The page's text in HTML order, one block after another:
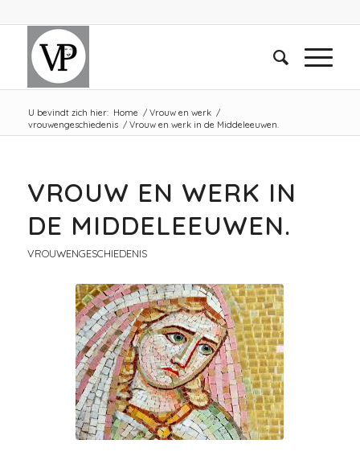
U bevindt zich hier: Home / Vrouw en werk /
vrouwengeschiedenis / Vrouw en werk in de Middeleeuwen.
VROUW EN WERK IN
DE MIDDELEEUWEN.
VROUWENGESCHIEDENIS